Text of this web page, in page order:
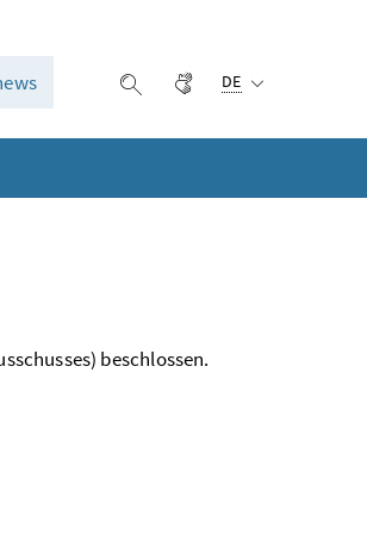
Suche einblenden
Gebärdensprache
DE
beschlossen.